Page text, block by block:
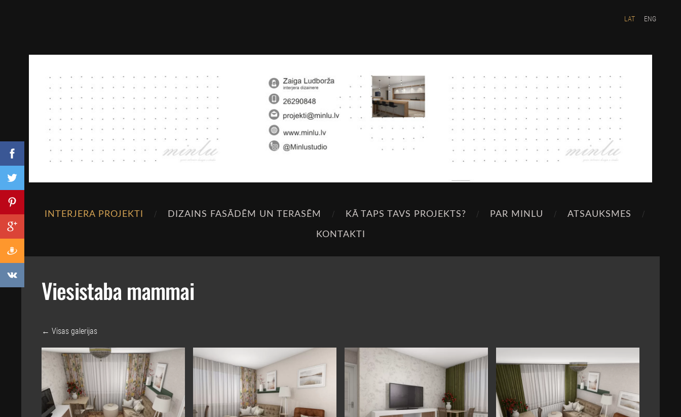
INTERJERA PROJEKTI DIZAINS FASĀDĒM UN TERASĒM KĀ TAPS TAVS PROJEKTS? PAR MINLU
ATSAUKSMES
KONTAKTI
LAT ENG
Viesistaba mammai
Visas galerijas